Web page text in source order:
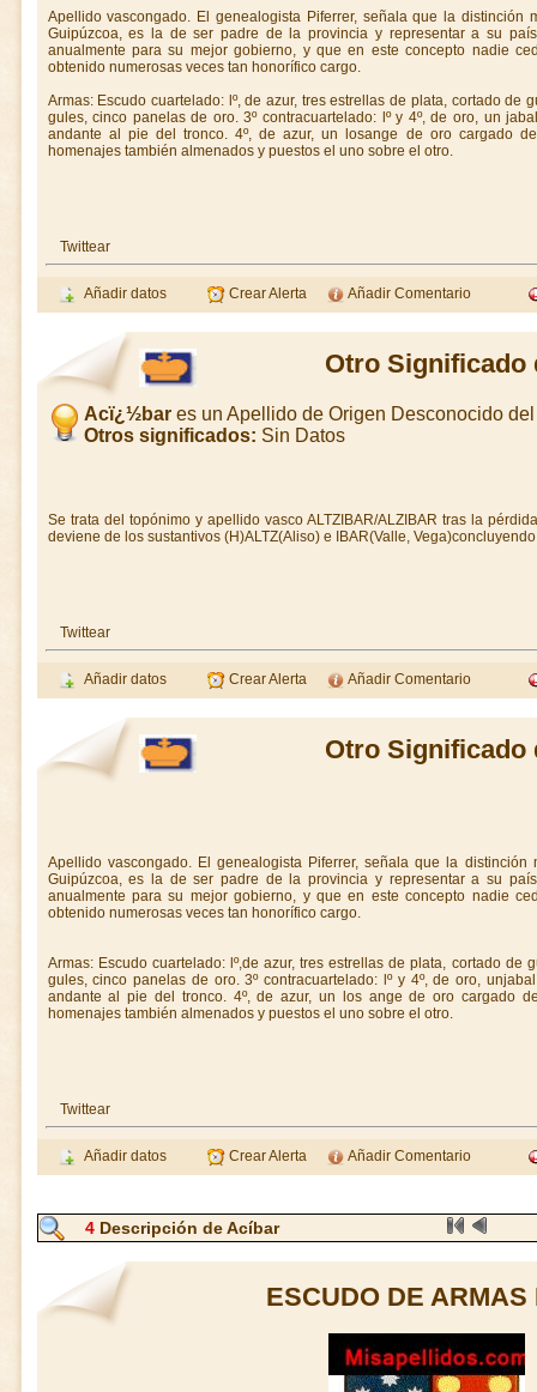
Apellido vascongado. El genealogista Piferrer, señala que la distinción
Guipúzcoa, es la de ser padre de la provincia y representar a su
anualmente para su mejor gobierno, y que en este concepto nadie
obtenido numerosas veces tan honorífico cargo.
Armas: Escudo cuartelado: lº, de azur, tres estrellas de plata, cortado de
gules, cinco panelas de oro. 3º contracuartelado: lº y 4º, de oro, un
andante al pie del tronco. 4º, de azur, un losange de oro cargado
homenajes también almenados y puestos el uno sobre el otro.
Twittear
Añadir datos Crear Alerta Añadir Comentario
Otro
Acï¿½bares un Apellido de Origen Desconocido
Otros significados: Sin Datos
Se trata del topónimo y apellido vasco ALTZIBAR/ALZIBAR tras la
deviene de los sustantivos (H)ALTZ(Aliso) e IBAR(Valle,
Twittear
Añadir datos Crear Alerta Añadir Comentario
Otro
Apellido vascongado. El genealogista Piferrer, señala que la
Guipúzcoa, es la de ser padre de la provincia y representar a su
anualmente para su mejor gobierno, y que en este concepto nadie
obtenido numerosas veces tan honorífico cargo.
Armas: Escudo cuartelado: lº,de azur, tres estrellas de plata, cortado de
gules, cinco panelas de oro. 3º contracuartelado: lº y 4º, de oro,
andante al pie del tronco. 4º, de azur, un los ange de oro cargado
homenajes también almenados y puestos el uno sobre el otro.
Twittear
Añadir datos Crear Alerta Añadir Comentario
4 Descripción de Acíbar
ESCUDO DE